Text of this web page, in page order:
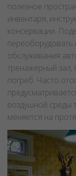
полезное
инвентаря,
консервации.
переоборудовать
обслуживания
тренажерный
погреб. Часто
воздушной среды
меняется на